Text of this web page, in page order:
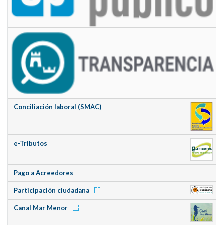
Conciliación laboral (SMAC)
e-Tributos
Pago a Acreedores
Participación ciudadana
Canal Mar Menor